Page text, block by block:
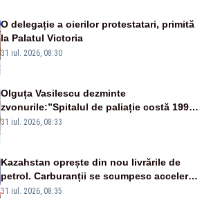
O delegație a oierilor protestatari, primită
la Palatul Victoria
31 iul. 2026, 08:30
Olguța Vasilescu dezminte
zvonurile:”Spitalul de paliație costă 199
de milioane de euro, nu 500 de milioane”
31 iul. 2026, 08:33
Kazahstan oprește din nou livrările de
petrol. Carburanții se scumpesc accelerat,
iar românii plătesc nota de plată
31 iul. 2026, 08:35